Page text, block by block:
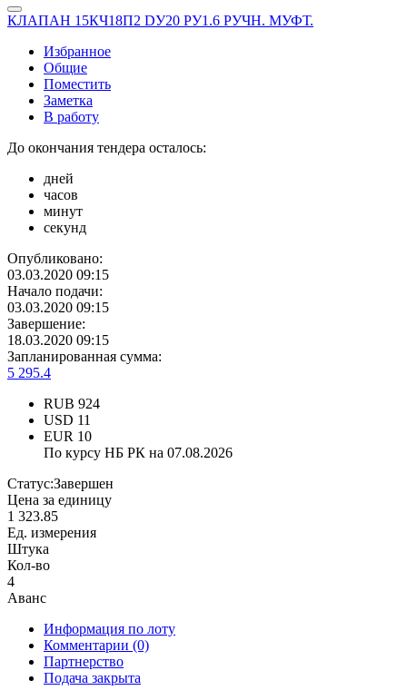
КЛАПАН 15КЧ18П2 DУ20 PУ1.6 РУЧН. МУФТ.
Избранное
Общие
Поместить
Заметка
В работу
До окончания тендера осталось:
дней
часов
минут
секунд
Опубликовано:
03.03.2020 09:15
Начало подачи:
03.03.2020 09:15
Завершение:
18.03.2020 09:15
Запланированная сумма:
5 295.4
RUB 924
USD 11
EUR 10
По курсу НБ РК на 07.08.2026
Статус:Завершен
Цена за единицу
1 323.85
Ед. измерения
Штука
Кол-во
4
Аванс
Информация по лоту
Комментарии (0)
Партнерство
Подача закрыта